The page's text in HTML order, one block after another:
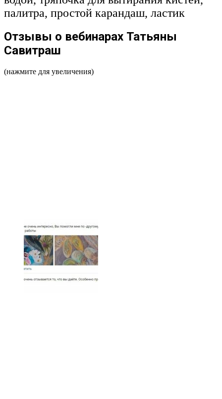
палитра, простой карандаш, ластик
Отзывы о вебинарах Татьяны
Савитраш
(нажмите для увеличения)